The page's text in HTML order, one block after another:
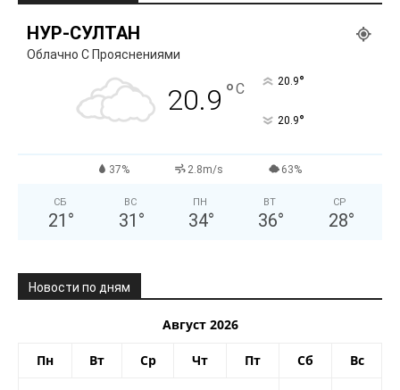
НУР-СУЛТАН
Облачно С Прояснениями
20.9 °C 20.9°
20.9°
37% 2.8m/s 63%
СБ
21 °
ВС
31 °
ПН
34°
ВТ
36°
СР
28°
Новости по дням
Август 2026
Пн Вт Ср Чт Пт Сб Вс